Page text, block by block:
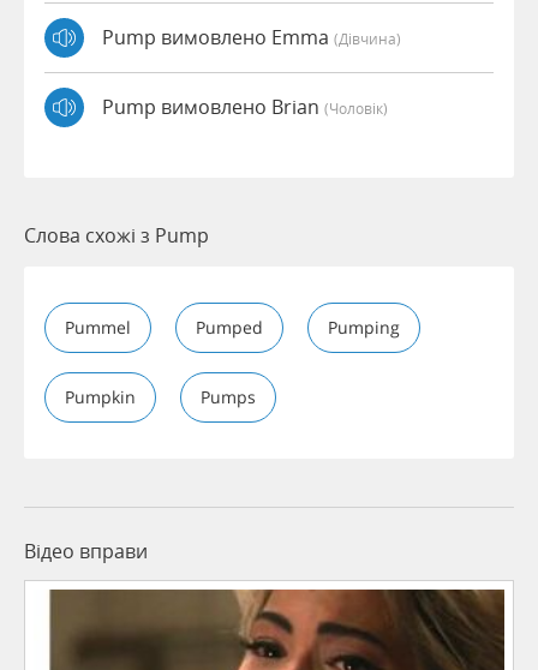
Pump вимовлено Emma (дівчина)
Pump вимовлено Brian (чоловік)
Слова схожі з Pump
Pummel Pumped Pumping
Pumpkin Pumps
Відео вправи